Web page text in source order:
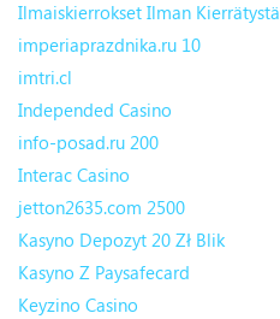
Ilmaiskierrokset Ilman Kierrätystä
imperiaprazdnika.ru 10
imtri.cl
Independed Casino
info-posad.ru 200
Interac Casino
jetton2635.com 2500
Kasyno Depozyt 20 Zł Blik
Kasyno Z Paysafecard
Keyzino Casino